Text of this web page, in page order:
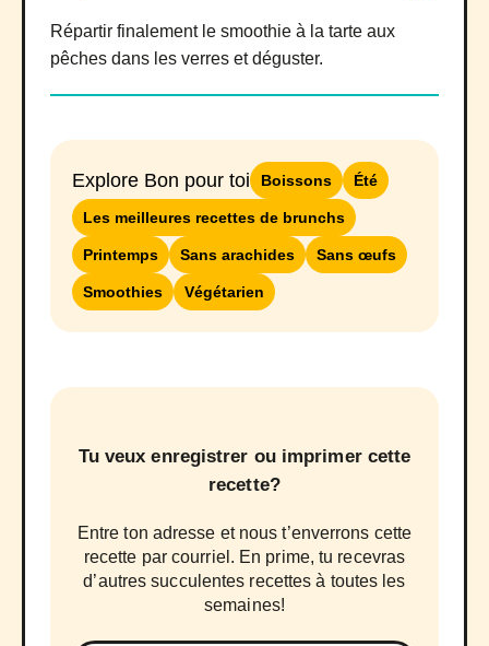
Répartir finalement le smoothie à la tarte aux
pêches dans les verres et déguster.
Explore Bon pour toi Boissons Été
Les meilleures recettes de brunchs
Printemps Sans arachides Sans œufs
Smoothies Végétarien
Tu veux enregistrer ou imprimer cette
recette?
Entre ton adresse et nous t’enverrons cette
recette par courriel. En prime, tu recevras
d’autres succulentes recettes à toutes les
semaines!